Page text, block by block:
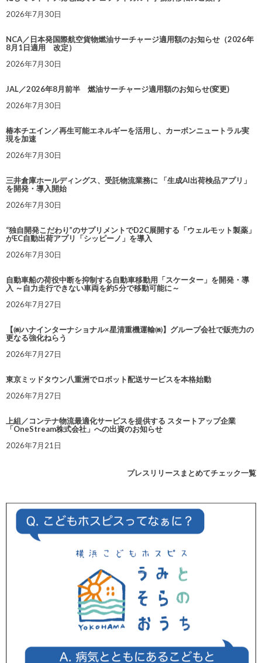
2026年7月30日
NCA／日本発国際航空貨物燃油サーチャージ適用額のお知らせ（2026年
8月1日適用 改定）
2026年7月30日
JAL／2026年8月前半 燃油サーチャージ適用額のお知らせ(変更)
2026年7月30日
椿本チエイン／再生可能エネルギーを活用し、カーボンニュートラル実
現を加速
2026年7月30日
三井倉庫ホールディングス、受託物流業務に 「生成AI出荷検品アプリ」
を開発・導入開始
2026年7月30日
“独自開発こだわり”のサプリメントでD2C展開する「ウェルモット製薬」
がEC自動出荷アプリ「シッピーノ」を導入
2026年7月30日
自動車船の荷役中断を抑制する自動車移動用「スケーター」を開発・導
入 ～自力走行できない車両を約5分で移動可能に～
2026年7月27日
【㈱ハナインターナショナル×星清重機運輸㈱】グループ会社で販売力の
更なる強化ねらう
2026年7月27日
東京ミッドタウン八重洲でロボット配送サービスを本格始動
2026年7月27日
上組／コンテナ物流最適化サービスを提供する スタートアップ企業
「OneStream株式会社」への出資のお知らせ
2026年7月21日
プレスリリースまとめてチェック一覧